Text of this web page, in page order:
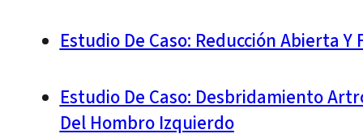
Estudio De Caso: Reducción Abierta
Estudio De Caso: Desbridamiento
Del Hombro Izquierdo